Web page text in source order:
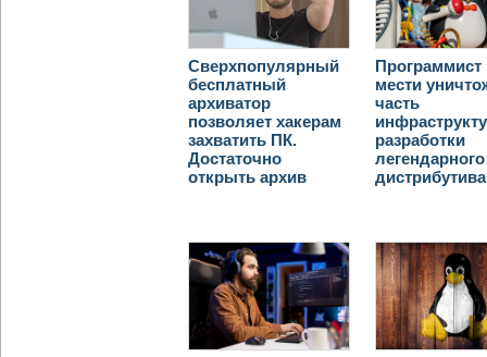
Сверхпопулярный
бесплатный
архиватор
позволяет хакерам
захватить ПК.
Достаточно
открыть архив
Программист
мести
часть
разработки
легендарного